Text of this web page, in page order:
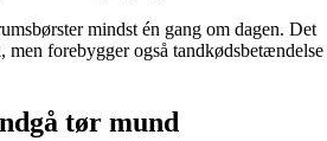
mindst én gang om dagen. Det
forebygger også tandkødsbetændelse
tør mund